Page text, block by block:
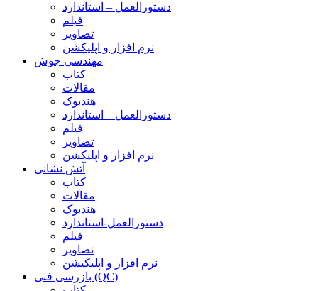
دستورالعمل – استاندارد
فیلم
تصاویر
نرم افزار و اپلیکشن
مهندسی جوش
کتاب
مقالات
هندبوک
دستورالعمل – استاندارد
فیلم
تصاویر
نرم افزار و اپلیکشن
آتش نشانی
کتاب
مقالات
هندبوک
دستورالعمل-استاندارد
فیلم
تصاویر
نرم افزار و اپلیکیشن
بازرسی فنی (QC)